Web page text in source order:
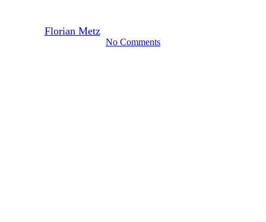
Florian Metz26 januari 2021
No Comments